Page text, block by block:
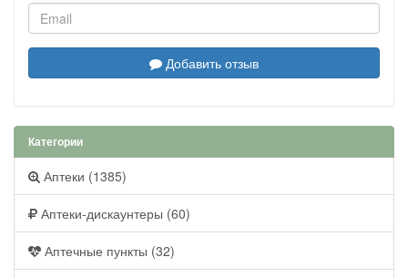
Добавить отзыв
Категории
Аптеки (1385)
Аптеки-дискаунтеры (60)
Аптечные пункты (32)